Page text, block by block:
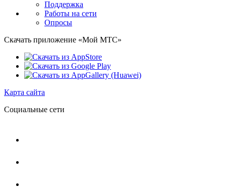
Поддержка
Работы на сети
Опросы
Скачать приложение «Мой МТС»
Карта сайта
Социальные сети